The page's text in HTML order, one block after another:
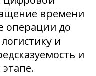
времени
операции до
и
и